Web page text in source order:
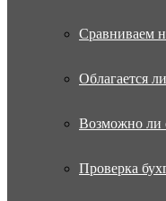
Сравниваем
Облагается
Возможно ли
Проверка